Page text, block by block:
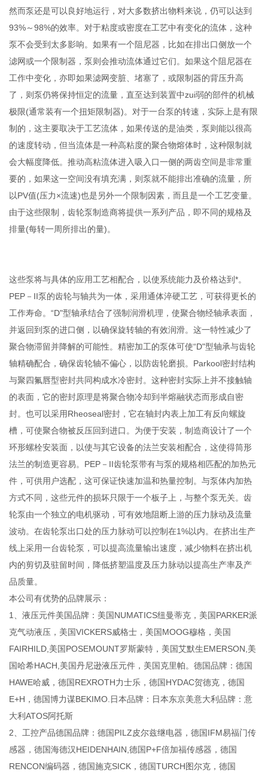
然而泵还是可以良好地运行，对大多数挤出物料来说，仍可以达到
93%～98%的效率。对于粘度或密度在工艺中有变化的流体，这种
泵不会受到太多影响。如果有一个阻尼器，比如在排出口侧放一个
滤网或一个限制器，泵则会推动流体通过它们。如果这个阻尼器在
工作中变化，亦即如果滤网变脏、堵塞了，或限制器的背压升高
了，则泵仍将保持恒定的流量，直至达到装置中zui弱的部件的机械
极限(通常装有一个扭矩限制器)。对于一台泵的转速，实际上是有限
制的，这主要取决于工艺流体，如果传送的是油类，泵则能以很高
的速度转动，但当流体是一种高粘度的聚合物熔体时，这种限制就
会大幅度降低。推动高粘流体进入吸入口一侧的两齿空间是非常重
要的，如果这一空间没有填充满，则泵就不能排出准确的流量，所
以PV值(压力×流速)也是另外一个限制因素，而且是一个工艺变量。
由于这些限制，齿轮泵制造商将提供一系列产品，即不同的规格及
排量(每转一周所排出的量)。
这些泵将与具体的应用工艺相配合，以使系统能力及价格达到*。
PEP－II泵的齿轮与轴共为一体，采用通体淬硬工艺，可获得更长的
工作寿命。“D"型轴承结合了强制润滑机理，使聚合物经轴承表面，
并返回到泵的进口侧，以确保旋转轴的有效润滑。这一特性减少了
聚合物滞留并降解的可能性。精密加工的泵体可使“D"型轴承与齿轮
轴精确配合，确保齿轮轴不偏心，以防齿轮磨损。Parkool密封结构
与聚四氟唇型密封共同构成水冷密封。这种密封实际上并不接触轴
的表面，它的密封原理是将聚合物冷却到半熔融状态而形成自密
封。也可以采用Rheoseal密封，它在轴封内表上加工有反向螺旋
槽，可使聚合物被反压回到进口。为便于安装，制造商设计了一个
环形螺栓安装面，以使与其它设备的法兰安装相配合，这使得筒形
法兰的制造更容易。PEP－II齿轮泵带有与泵的规格相匹配的加热元
件，可供用户选配，这可保证快速加温和热量控制。与泵体内加热
方式不同，这些元件的损坏只限于一个板子上，与整个泵无关。齿
轮泵由一个独立的电机驱动，可有效地阻断上游的压力脉动及流量
波动。在齿轮泵出口处的压力脉动可以控制在1%以内。在挤出生产
线上采用一台齿轮泵，可以提高流量输出速度，减少物料在挤出机
内的剪切及驻留时间，降低挤塑温度及压力脉动以提高生产率及产
品质量。
本公司有优势的品牌展示：
1、液压元件美国品牌：美国NUMATICS纽曼蒂克，美国PARKER派
克气动液压，美国VICKERS威格士，美国MOOG穆格，美国
FAIRHILD,美国POSEMOUNT罗斯蒙特，美国艾默生EMERSON,美
国哈希HACH,美国丹尼逊液压元件，美国克里帕。德国品牌：德国
HAWE哈威，德国REXROTH力士乐，德国HYDAC贺德克，德国
E+H，德国博力谋BEKIMO.日本品牌：日本东京美意大利品牌：意
大利ATOS阿托斯
2、工控产品德国品牌：德国PILZ皮尔兹继电器，德国IFM易福门传
感器，德国海德汉HEIDENHAIN,德国P+F倍加福传感器，德国
RENCON编码器，德国施克SICK，德国TURCH图尔克，德国